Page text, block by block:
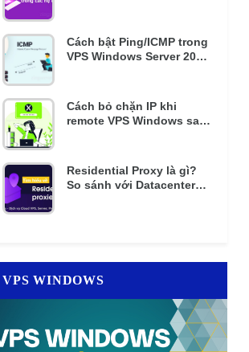
Cách bật Ping/ICMP trong
VPS Windows Server 2016
Cách bỏ chặn IP khi
remote VPS Windows sai
Residential Proxy là gì?
So sánh với Datacenter
VPS WINDOWS